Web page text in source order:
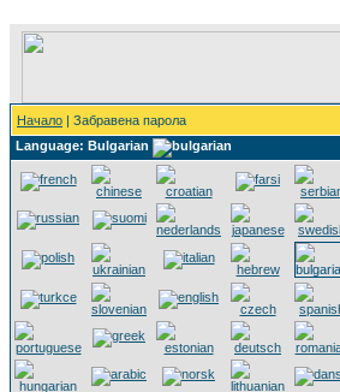
Начало | Забравена парола
Language: Bulgarian